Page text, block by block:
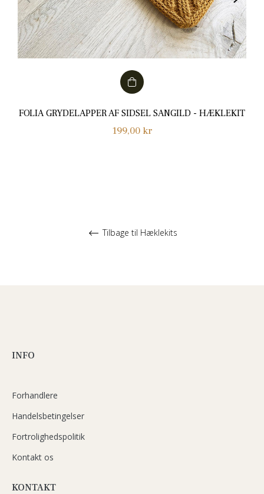
FOLIA GRYDELAPPER AF SIDSEL SANGILD - HÆKLEKIT
Normalpris
199,00 kr
Tilbage til Hæklekits
INFO
Forhandlere
Handelsbetingelser
Fortrolighedspolitik
Kontakt os
KONTAKT